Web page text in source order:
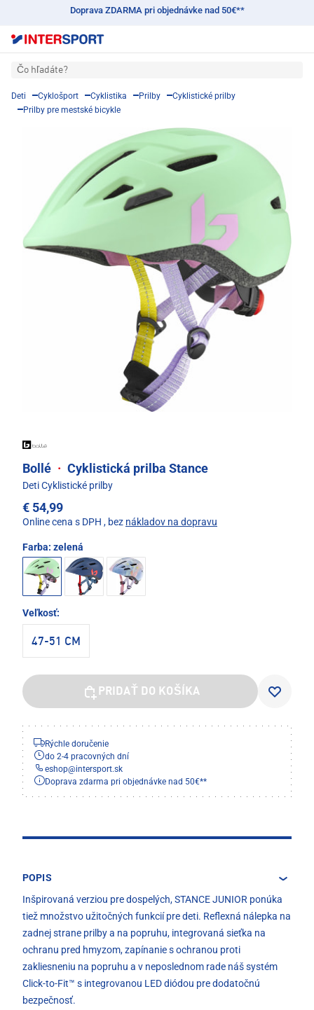
Doprava ZDARMA pri objednávke nad 50€**
Čo hľadáte?
Deti Cyklošport Cyklistika Prilby
Cyklistické prilby
Prilby pre mestské bicykle
Bollé · Cyklistická prilba Stance
Deti Cyklistické prilby
€ 54,99
Online cena s DPH , bez nákladov na dopravu
Farba: zelená
Veľkosť:
47-51 CM
PRIDAŤ DO KOŠÍKA
Rýchle doručenie
do 2-4 pracovných dní
eshop@intersport.sk
Doprava zdarma pri objednávke nad 50€**
POPIS
Inšpirovaná verziou pre dospelých, STANCE JUNIOR ponúka
tiež množstvo užitočných funkcií pre deti. Reflexná nálepka na
zadnej strane prilby a na popruhu, integrovaná sieťka na
ochranu pred hmyzom, zapínanie s ochranou proti
zakliesneniu na popruhu a v neposlednom rade náš systém
Click-to-Fit™ s integrovanou LED diódou pre dodatočnú
bezpečnosť.